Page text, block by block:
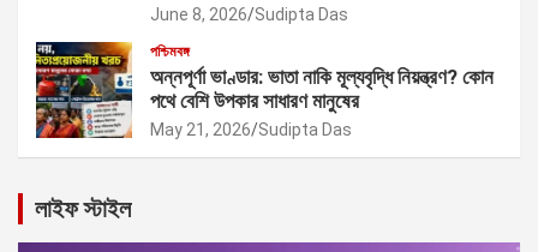
June 8, 2026 Sudipta Das
পশ্চিমবঙ্গ
অন্নপূর্ণা ভাণ্ডার: ভাতা নাকি মূল্যবৃদ্ধি নিয়ন্ত্রণ? কোন
পথে বেশি উপকার সাধারণ মানুষের
May 21, 2026 Sudipta Das
লাইফ স্টাইল